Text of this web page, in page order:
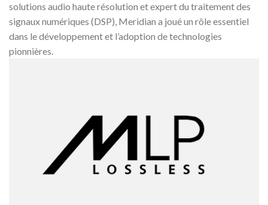
solutions audio haute résolution et expert du traitement des
signaux numériques (DSP), Meridian a joué un rôle essentiel
dans le développement et l’adoption de technologies
pionnières.